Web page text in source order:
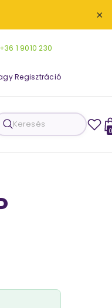
×
+36 1 9010 230
Regisztráció
Keresés
0